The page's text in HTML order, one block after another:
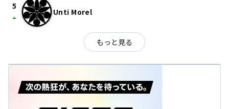
5
arrow_drop_up Unti Morel
もっと見る